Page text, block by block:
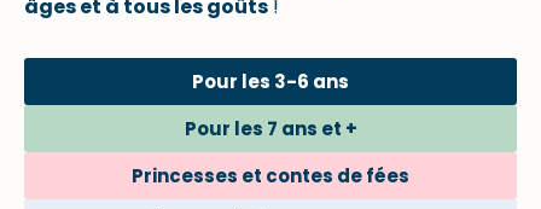
âges et à tous les goûts !
Pour les 3-6 ans
Pour les 7 ans et +
Princesses et contes de fées